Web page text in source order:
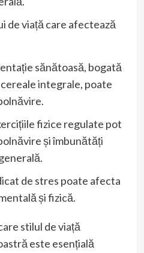
de viață care afectează
sănătoasă, bogată
integrale, poate
fizice regulate pot
și îmbunătăți
de stres poate afecta
și fizică.
stilul de viață
este esențială